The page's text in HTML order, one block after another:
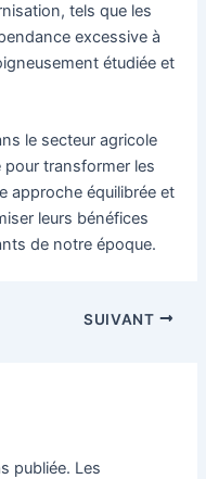
tels que les
excessive à
étudiée et
le secteur agricole
transformer les
approche équilibrée et
leurs bénéfices
de notre époque.
SUIVANT
publiée. Les